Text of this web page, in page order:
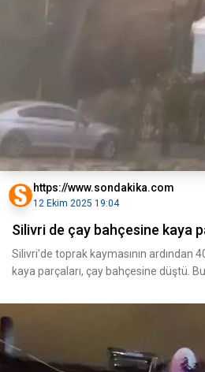
https://www.sondakika.com
12 Ekim 2025 19:04
Silivri de çay bahçesine kaya
Silivri'de toprak kaymasının ardından
kaya parçaları, çay bahçesine düştü.